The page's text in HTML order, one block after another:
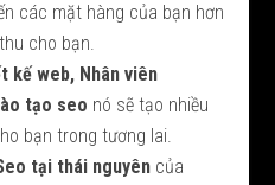
các mặt hàng của bạn hơn
cho bạn.
kế web, Nhân viên
tạo seo nó sẽ tạo nhiều
bạn trong tương lai.
tại thái nguyên của